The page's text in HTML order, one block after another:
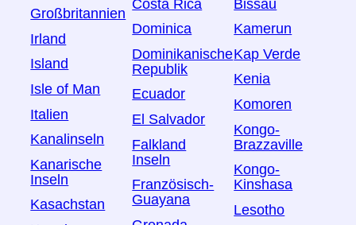
Großbritannien
Irland
Island
Isle of Man
Italien
Kanalinseln
Kanarische
Inseln
Kasachstan
Costa Rica
Dominica
Dominikanische
Republik
Ecuador
El Salvador
Falkland
Inseln
Französisch-
Guayana
Bissau
Kamerun
Kap Verde
Kenia
Komoren
Kongo-
Brazzaville
Kongo-
Kinshasa
Lesotho